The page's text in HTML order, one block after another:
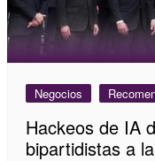
Negocios
Hackeos de IA
bipartidistas a